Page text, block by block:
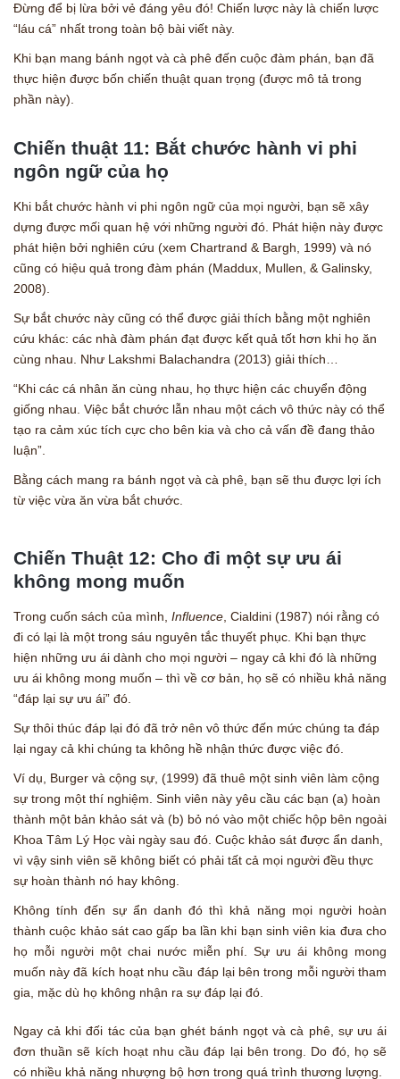
Đừng để bị lừa bởi vẻ đáng yêu đó! Chiến lược này là chiến lược
“láu cá” nhất trong toàn bộ bài viết này.
Khi bạn mang bánh ngọt và cà phê đến cuộc đàm phán, bạn đã
thực hiện được bốn chiến thuật quan trọng (được mô tả trong
phần này).
Chiến thuật 11: Bắt chước hành vi phi
ngôn ngữ của họ
Khi bắt chước hành vi phi ngôn ngữ của mọi người, bạn sẽ xây
dựng được mối quan hệ với những người đó. Phát hiện này được
phát hiện bởi nghiên cứu (xem Chartrand & Bargh, 1999) và nó
cũng có hiệu quả trong đàm phán (Maddux, Mullen, & Galinsky,
2008).
Sự bắt chước này cũng có thể được giải thích bằng một nghiên
cứu khác: các nhà đàm phán đạt được kết quả tốt hơn khi họ ăn
cùng nhau. Như Lakshmi Balachandra (2013) giải thích…
“Khi các cá nhân ăn cùng nhau, họ thực hiện các chuyển động
giống nhau. Việc bắt chước lẫn nhau một cách vô thức này có thể
tạo ra cảm xúc tích cực cho bên kia và cho cả vấn đề đang thảo
luận”.
Bằng cách mang ra bánh ngọt và cà phê, bạn sẽ thu được lợi ích
từ việc vừa ăn vừa bắt chước.
Chiến Thuật 12: Cho đi một sự ưu ái
không mong muốn
Trong cuốn sách của mình, Influence , Cialdini (1987) nói rằng có
đi có lại là một trong sáu nguyên tắc thuyết phục. Khi bạn thực
hiện những ưu ái dành cho mọi người – ngay cả khi đó là những
ưu ái không mong muốn – thì về cơ bản, họ sẽ có nhiều khả năng
“đáp lại sự ưu ái” đó.
Sự thôi thúc đáp lại đó đã trở nên vô thức đến mức chúng ta đáp
lại ngay cả khi chúng ta không hề nhận thức được việc đó.
Ví dụ, Burger và cộng sự, (1999) đã thuê một sinh viên làm cộng
sự trong một thí nghiệm. Sinh viên này yêu cầu các bạn (a) hoàn
thành một bản khảo sát và (b) bỏ nó vào một chiếc hộp bên ngoài
Khoa Tâm Lý Học vài ngày sau đó. Cuộc khảo sát được ẩn danh,
vì vậy sinh viên sẽ không biết có phải tất cả mọi người đều thực
sự hoàn thành nó hay không.
Không tính đến sự ẩn danh đó thì khả năng mọi người hoàn
thành cuộc khảo sát cao gấp ba lần khi bạn sinh viên kia đưa cho
họ mỗi người một chai nước miễn phí. Sự ưu ái không mong
muốn này đã kích hoạt nhu cầu đáp lại bên trong mỗi người tham
gia, mặc dù họ không nhận ra sự đáp lại đó.
Ngay cả khi đối tác của bạn ghét bánh ngọt và cà phê, sự ưu ái
đơn thuần sẽ kích hoạt nhu cầu đáp lại bên trong. Do đó, họ sẽ
có nhiều khả năng nhượng bộ hơn trong quá trình thương lượng.